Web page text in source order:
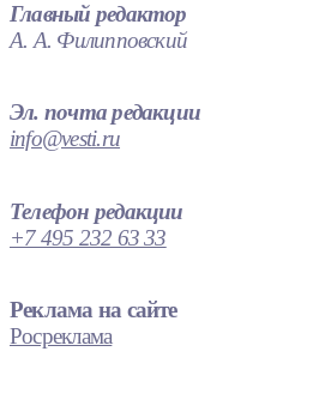
Главный редактор
А. А. Филипповский
Эл. почта редакции
info@vesti.ru
Телефон редакции
+7 495 232 63 33
Реклама на сайте
Росреклама